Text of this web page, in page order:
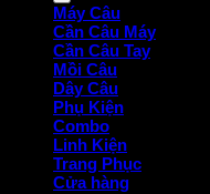
Máy Câu
Cần Câu Máy
Cần Câu Tay
Mồi Câu
Dây Câu
Phụ Kiện
Combo
Linh Kiện
Trang Phục
Cửa hàng